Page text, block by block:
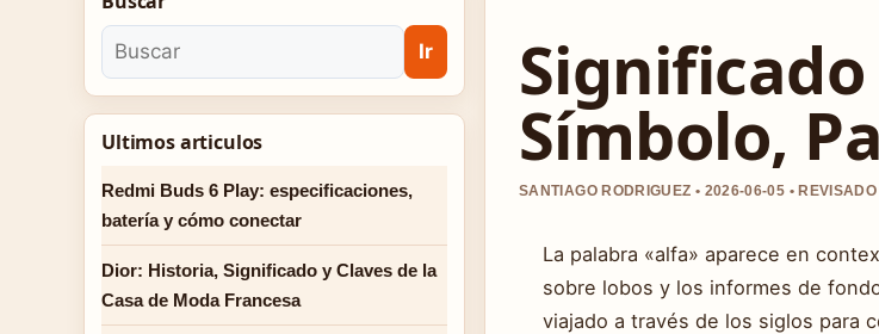
Símbolo,
SANTIAGO RODRIGUEZ • 2026-06-05 •
La palabra «alfa» aparece en
sobre lobos y los informes de
viajado a través de los siglos para
Ir
Ultimos articulos
Redmi Buds 6 Play: especificaciones,
batería y cómo conectar
Dior: Historia, Significado y Claves de la
Casa de Moda Francesa